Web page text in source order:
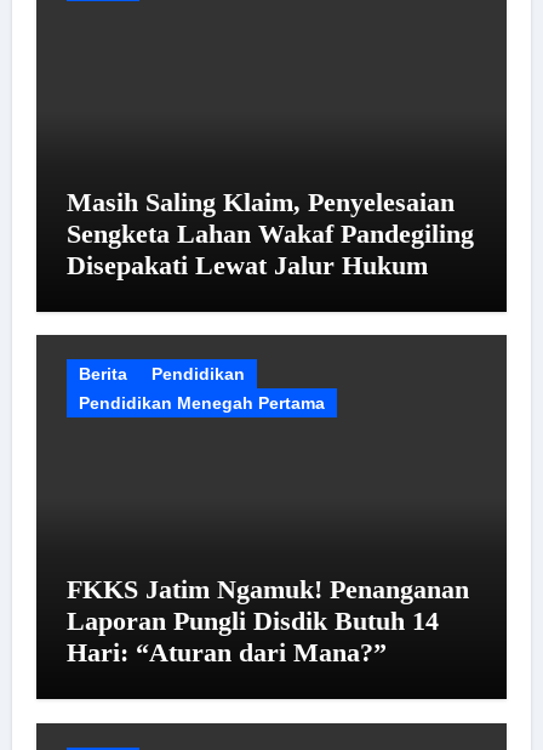
Masih Saling Klaim, Penyelesaian
Sengketa Lahan Wakaf Pandegiling
Disepakati Lewat Jalur Hukum
Berita
Pendidikan
Pendidikan Menegah Pertama
FKKS Jatim Ngamuk! Penanganan
Laporan Pungli Disdik Butuh 14
Hari: “Aturan dari Mana?”